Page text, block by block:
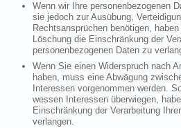
Wenn wir Ihre personenbezogenen
sie jedoch zur Ausübung,
Rechtsansprüchen benötigen,
Löschung die Einschränkung der
personenbezogenen Daten zu
Wenn Sie einen Widerspruch nach
haben, muss eine Abwägung
Interessen vorgenommen werden.
wessen Interessen überwiegen,
Einschränkung der Verarbeitung
verlangen.